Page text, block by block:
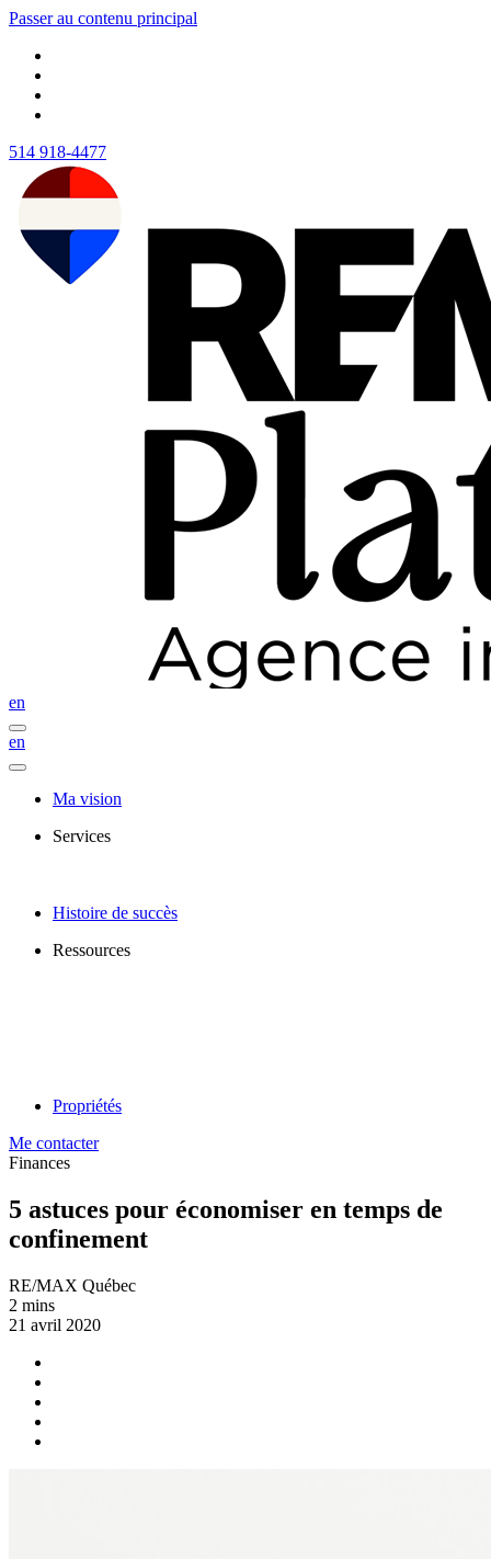
Passer au contenu principal
514 918-4477
en
en
Ma vision
Services
Histoire de succès
Ressources
Propriétés
Me contacter
Finances
5 astuces pour économiser en temps de
confinement
RE/MAX Québec
2 mins
21 avril 2020